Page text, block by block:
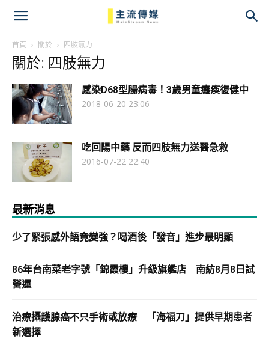
首頁 關於 四肢無力
關於: 四肢無力
感染D68型腸病毒！3歲男童癱瘓復健中
2018-06-20 23:06
吃回陽中藥 反而四肢無力送醫急救
2016-07-22 22:40
最新消息
少了緊張感外語竟變強？喝酒後「發音」進步最明顯
86年台南菜老字號「錦霞樓」升級旗艦店 南紡8月8日試
營運
治療攝護腺癌不只手術或放療 「海福刀」提供早期患者
新選擇